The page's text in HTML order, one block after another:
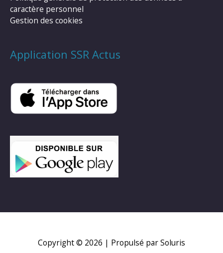
caractère personnel
Gestion des cookies
Application SSR Actus
Copyright © 2026 | Propulsé par Soluris